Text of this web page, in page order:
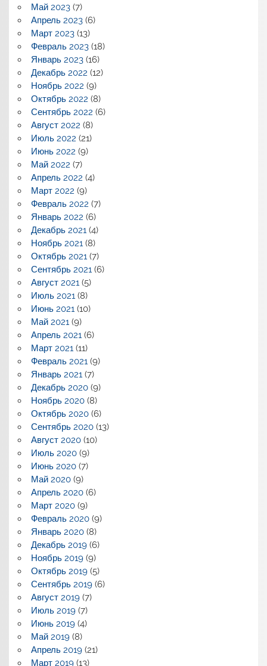
Май 2023(7)
Апрель 2023(6)
Март 2023(13)
Февраль 2023(18)
Январь 2023(16)
Декабрь 2022 (12)
Ноябрь 2022 (9)
Октябрь 2022 (8)
Сентябрь 2022 (6)
Август 2022 (8)
Июль 2022 (21)
Июнь 2022 (9)
Май 2022 (7)
Апрель 2022 (4)
Март 2022 (9)
Февраль 2022 (7)
Январь 2022 (6)
Декабрь 2021 (4)
Ноябрь 2021 (8)
Октябрь 2021 (7)
Сентябрь 2021 (6)
Август 2021 (5)
Июль 2021 (8)
Июнь 2021 (10)
Май 2021 (9)
Апрель 2021 (6)
Март 2021 (11)
Февраль 2021 (9)
Январь 2021 (7)
Декабрь 2020(9)
Ноябрь 2020(8)
Октябрь 2020(6)
Сентябрь 2020(13)
Август 2020(10)
Июль 2020(9)
Июнь 2020(7)
Май 2020(9)
Апрель 2020(6)
Март 2020(9)
Февраль 2020(9)
Январь 2020(8)
Декабрь 2019(6)
Ноябрь 2019(9)
Октябрь 2019(5)
Сентябрь 2019(6)
Август 2019(7)
Июль 2019(7)
Июнь 2019(4)
Май 2019(8)
Апрель 2019(21)
Март 2019(13)